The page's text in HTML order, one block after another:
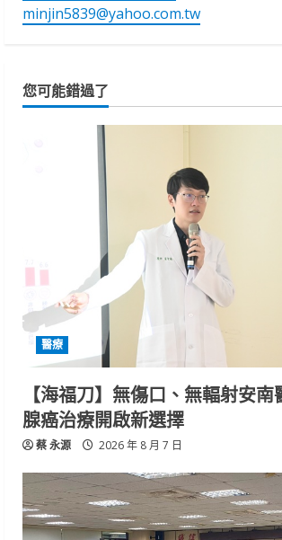
minjin5839@yahoo.com.tw
您可能錯過了
醫療
【海福刀】無傷口、無輻射安
腺癌治療開啟新選擇
蔡 永源 2026 年 8 月 7 日